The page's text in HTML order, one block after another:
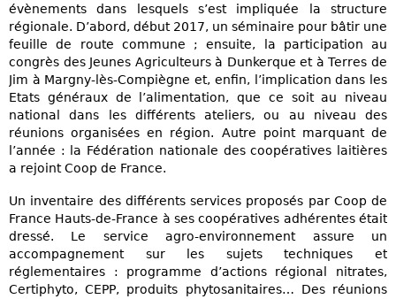
évènements dans lesquels s’est impliquée la structure
régionale. D’abord, début 2017, un séminaire pour bâtir une
feuille de route commune ; ensuite, la participation au
congrès des Jeunes Agriculteurs à Dunkerque et à Terres de
Jim à Margny-lès-Compiègne et, enfin, l’implication dans les
Etats généraux de l’alimentation, que ce soit au niveau
national dans les différents ateliers, ou au niveau des
réunions organisées en région. Autre point marquant de
l’année : la Fédération nationale des coopératives laitières
a rejoint Coop de France.
Un inventaire des différents services proposés par Coop de
France Hauts-de-France à ses coopératives adhérentes était
dressé. Le service agro-environnement assure un
accompagnement sur les sujets techniques et
réglementaires : programme d’actions régional nitrates,
Certiphyto, CEPP, produits phytosanitaires… Des réunions